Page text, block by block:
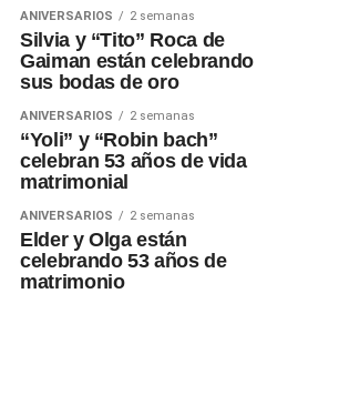
ANIVERSARIOS 2 semanas
Silvia y “Tito” Roca de
Gaiman están celebrando
sus bodas de oro
ANIVERSARIOS 2 semanas
“Yoli” y “Robin bach”
celebran 53 años de vida
matrimonial
ANIVERSARIOS 2 semanas
Elder y Olga están
celebrando 53 años de
matrimonio